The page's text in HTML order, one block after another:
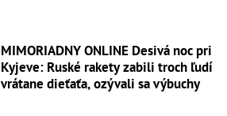
MIMORIADNY ONLINE Desivá noc pri
Kyjeve: Ruské rakety zabili troch ľudí
vrátane dieťaťa, ozývali sa výbuchy